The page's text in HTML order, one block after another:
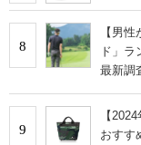
8
【男
ド」
最新調
9
【
おすす